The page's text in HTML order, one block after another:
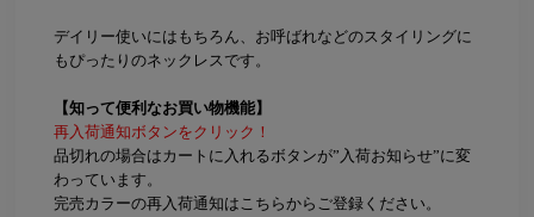
デイリー使いにはもちろん、お呼ばれなどのスタイリングに
もぴったりのネックレスです。
【知って便利なお買い物機能】
再入荷通知ボタンをクリック！
品切れの場合はカートに入れるボタンが”入荷お知らせ”に変
わっています。
完売カラーの再入荷通知はこちらからご登録ください。